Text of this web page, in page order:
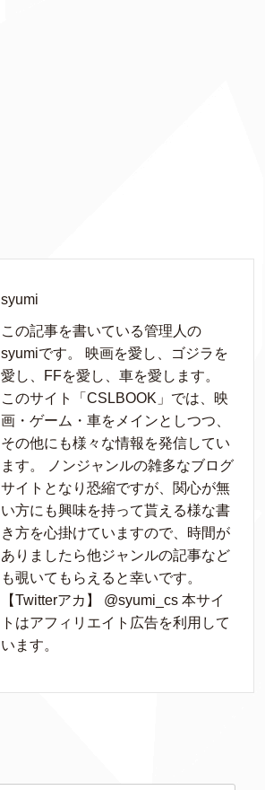
syumi
この記事を書いている管理人の
syumiです。 映画を愛し、ゴジラを
愛し、FFを愛し、車を愛します。
このサイト「CSLBOOK」では、映
画・ゲーム・車をメインとしつつ、
その他にも様々な情報を発信してい
ます。 ノンジャンルの雑多なブログ
サイトとなり恐縮ですが、関心が無
い方にも興味を持って貰える様な書
き方を心掛けていますので、時間が
ありましたら他ジャンルの記事など
も覗いてもらえると幸いです。
【Twitterアカ】 @syumi_cs 本サイ
トはアフィリエイト広告を利用して
います。